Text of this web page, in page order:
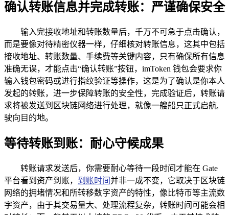
确认转账信息并完成转账：严谨确保安全
输入完接收地址和转账数量后，千万不可急于点击确认，
而是要像对待精密仪器一样，仔细核对转账信息，这其中包括
接收地址、转账数量、手续费等关键内容，只有确保所有信息
准确无误，才能点击“确认转账”按钮，imToken 钱包会要求你
输入钱包密码或进行指纹验证等操作，这是为了确认是你本人
发起的转账，进一步保障转账的安全性，完成验证后，转账请
求将被发送到区块链网络进行处理，就像一艘船只正式启航,
驶向目的地。
等待转账到账：耐心守候成果
转账请求发送后，你需要耐心等待一段时间才能在 Gate
平台看到资产到账， 到账时间并非一成不变，它取决于区块链
网络的拥堵情况和所转移数字资产的特性，像比特币等主流数
字资产，由于其交易量大、处理流程复杂，转账时间可能会相